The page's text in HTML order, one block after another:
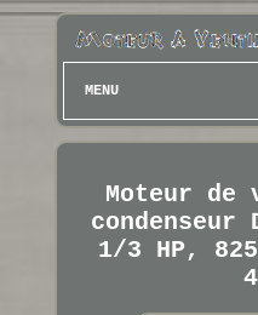
MENU
Moteur
condenseur
1/3 HP,